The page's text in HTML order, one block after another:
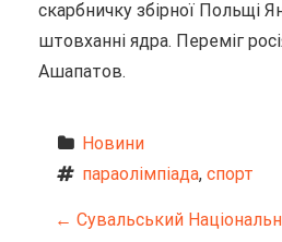
скарбничку збірної Польщі
штовханні ядра. Переміг
Ашапатов.
Новини
параолімпіада, спорт
Н
← Сувальський